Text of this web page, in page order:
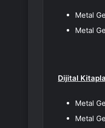
Metal
Metal
Dijital
Metal
Metal